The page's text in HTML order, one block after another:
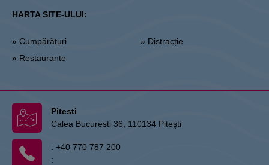
HARTA SITE-ULUI:
» Cumpărături
» Restaurante
» Distracție
Pitesti
Calea Bucuresti 36, 110134 Piteşti
: +40 770 787 200
: